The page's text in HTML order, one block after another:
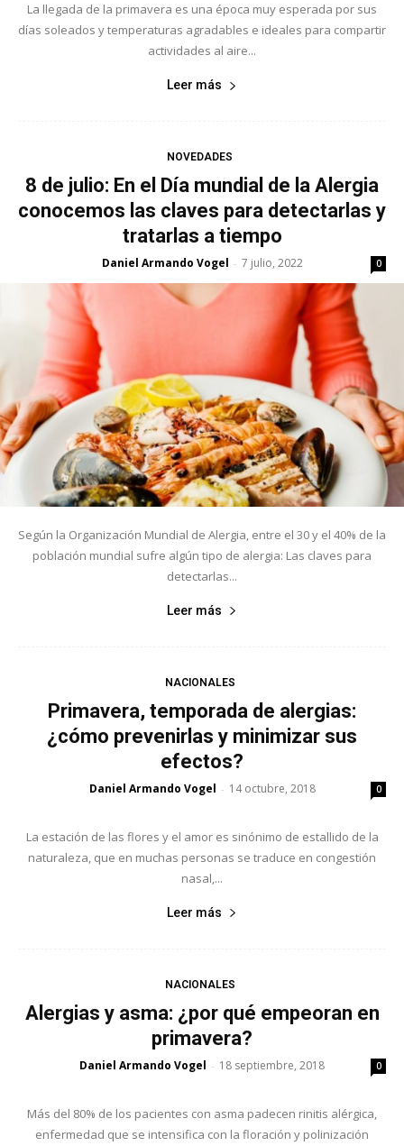
La llegada de la primavera es una época muy esperada por sus
días soleados y temperaturas agradables e ideales para compartir
actividades al aire...
Leer más
NOVEDADES
8 de julio: En el Día mundial de la Alergia
conocemos las claves para detectarlas y
tratarlas a tiempo
Daniel Armando Vogel - 7 julio, 2022 0
Según la Organización Mundial de Alergia, entre el 30 y el 40% de la
población mundial sufre algún tipo de alergia: Las claves para
detectarlas...
Leer más
NACIONALES
Primavera, temporada de alergias:
¿cómo prevenirlas y minimizar sus
efectos?
Daniel Armando Vogel - 14 octubre, 2018 0
La estación de las flores y el amor es sinónimo de estallido de la
naturaleza, que en muchas personas se traduce en congestión
nasal,...
Leer más
NACIONALES
Alergias y asma: ¿por qué empeoran en
primavera?
Daniel Armando Vogel - 18 septiembre, 2018 0
Más del 80% de los pacientes con asma padecen rinitis alérgica,
enfermedad que se intensifica con la floración y polinización